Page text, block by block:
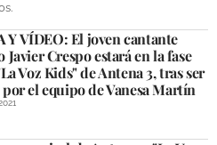
Y VÍDEO: El joven cantante
Crespo estará en la fase
Voz Kids" de Antena 3, tras ser
el equipo de Vanesa Martín